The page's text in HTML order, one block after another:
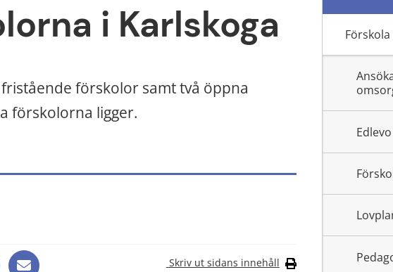
i Karlskoga
förskolor samt två öppna
förskolorna ligger.
Skriv ut sidans innehåll